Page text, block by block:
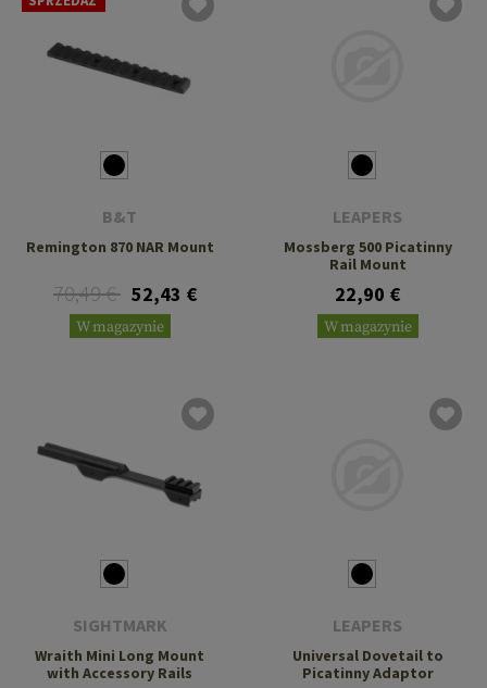
B&T
Remington 870 NAR Mount
70,49 € 52,43 €
W magazynie
LEAPERS
Mossberg 500 Picatinny
Rail Mount
22,90 €
W magazynie
SIGHTMARK
Wraith Mini Long Mount
with Accessory Rails
LEAPERS
Universal Dovetail to
Picatinny Adaptor